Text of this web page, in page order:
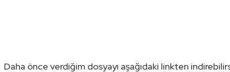
Daha önce verdiğim dosyayı aşağıdaki linkten